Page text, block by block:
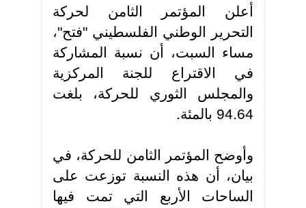
أعلن المؤتمر الثامن لحركة
التحرير الوطني الفلسطيني "فتح"،
مساء السبت، أن نسبة المشاركة
في الاقتراع للجنة المركزية
والمجلس الثوري للحركة، بلغت
94.64 بالمئة
.
وأوضح المؤتمر الثامن للحركة، في
بيان، أن هذه النسبة توزعت على
الساحات الأربع التي تمت فيها